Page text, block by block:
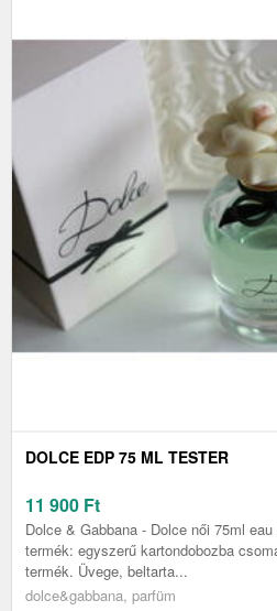
DOLCE EDP 75 ML TESTER
11 900 Ft
Dolce & Gabbana - Dolce női 75ml
termék: egyszerű kartondobozba
termék. Üvege, beltarta...
dolce&gabbana, parfüm